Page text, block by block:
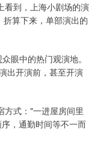
看到，上海小剧场的演
算下来，单部演出的
眼中的热门观演地。
出开演前，甚至开演
方式："一进屋房间里
，通勤时间等不一而